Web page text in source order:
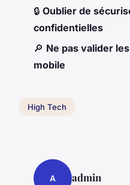
🔒 Oublier de
confidentielles
🔎 Ne pas valider
mobile
High Tech
A admin